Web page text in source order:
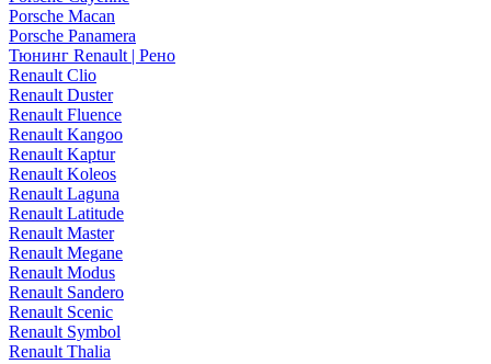
Porsche Macan
Porsche Panamera
Тюнинг Renault | Рено
Renault Clio
Renault Duster
Renault Fluence
Renault Kangoo
Renault Kaptur
Renault Koleos
Renault Laguna
Renault Latitude
Renault Master
Renault Megane
Renault Modus
Renault Sandero
Renault Scenic
Renault Symbol
Renault Thalia